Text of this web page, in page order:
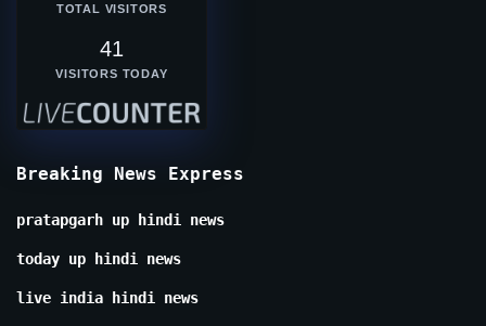
TOTAL VISITORS
41
VISITORS TODAY
Breaking News Express
pratapgarh up hindi news
today up hindi news
live india hindi news